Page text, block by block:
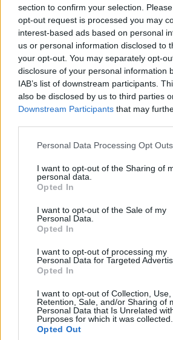
section to confirm your selection.
opt-out request is processed you may
interest-based ads based on personal
us or personal information disclosed to
your opt-out. You may separately opt-
disclosure of your personal information
IAB’s list of downstream participants.
also be disclosed by us to third parties
Downstream Participants that may
Please note that this website/app uses
not limited to your visit or usage
grant or deny consent to Google and its
use your data for below specified
consent section.
Personal Data Processing Opt Outs
I want to opt-out of the Sharing of
personal data.
Opted In
I want to opt-out of the Sale of my
Personal Data.
Opted In
I want to opt-out of processing my
Personal Data for Targeted
Opted In
I want to opt-out of Collection, Use,
Retention, Sale, and/or Sharing of
Personal Data that Is Unrelated
Purposes for which it was collected.
Opted Out
Teraszról spotterkedés
repülőtéren
Hamster•2018. szeptember 01.
A schwechati reptér mellett
elmentem már az autópályán.
készülő gépek hosszú sorát, ha
szélirány, de be soha nem